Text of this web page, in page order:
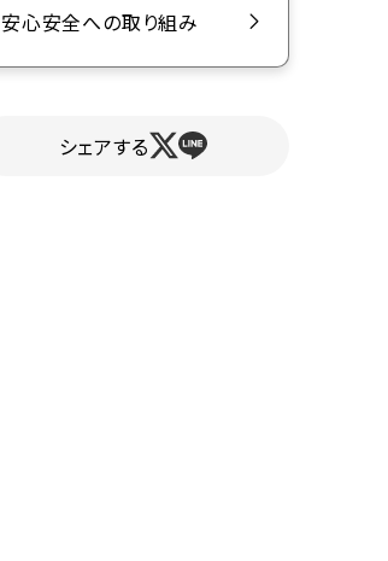
安心安全への取り組み
シェアする